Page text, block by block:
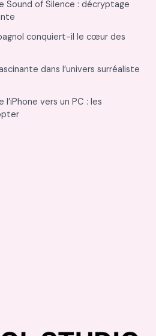
Sound of Silence : décryptage
conquiert-il le cœur des
dans l’univers surréaliste
vers un PC : les